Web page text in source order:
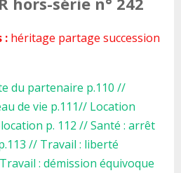
: héritage partage succession
du partenaire p.110 //
de vie p.111// Location
p. 112 // Santé : arrêt
// Travail : liberté
: démission équivoque